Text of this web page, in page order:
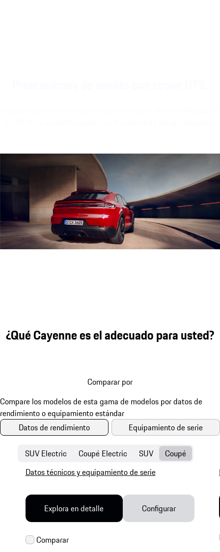
¿Qué Cayenne es el adecuado para usted?
Comparar por
Datos de rendimiento Equipamiento de serie
SUV Electric Coupé Electric SUV Coupé
Datos técnicos y equipamiento de serie
Explora en detalle Configurar